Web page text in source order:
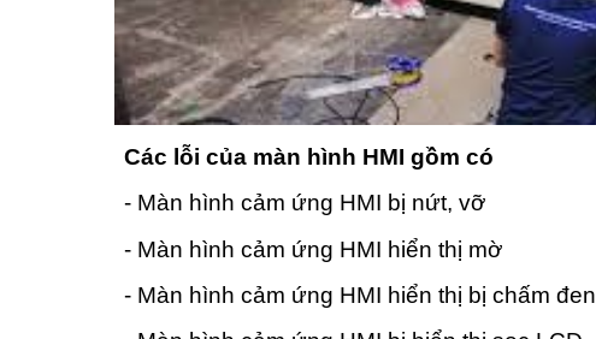
Các lỗi của màn hình HMI gồm có
- Màn hình cảm ứng HMI bị nứt, vỡ
- Màn hình cảm ứng HMI hiển thị mờ
- Màn hình cảm ứng HMI hiển thị bị chấm đen